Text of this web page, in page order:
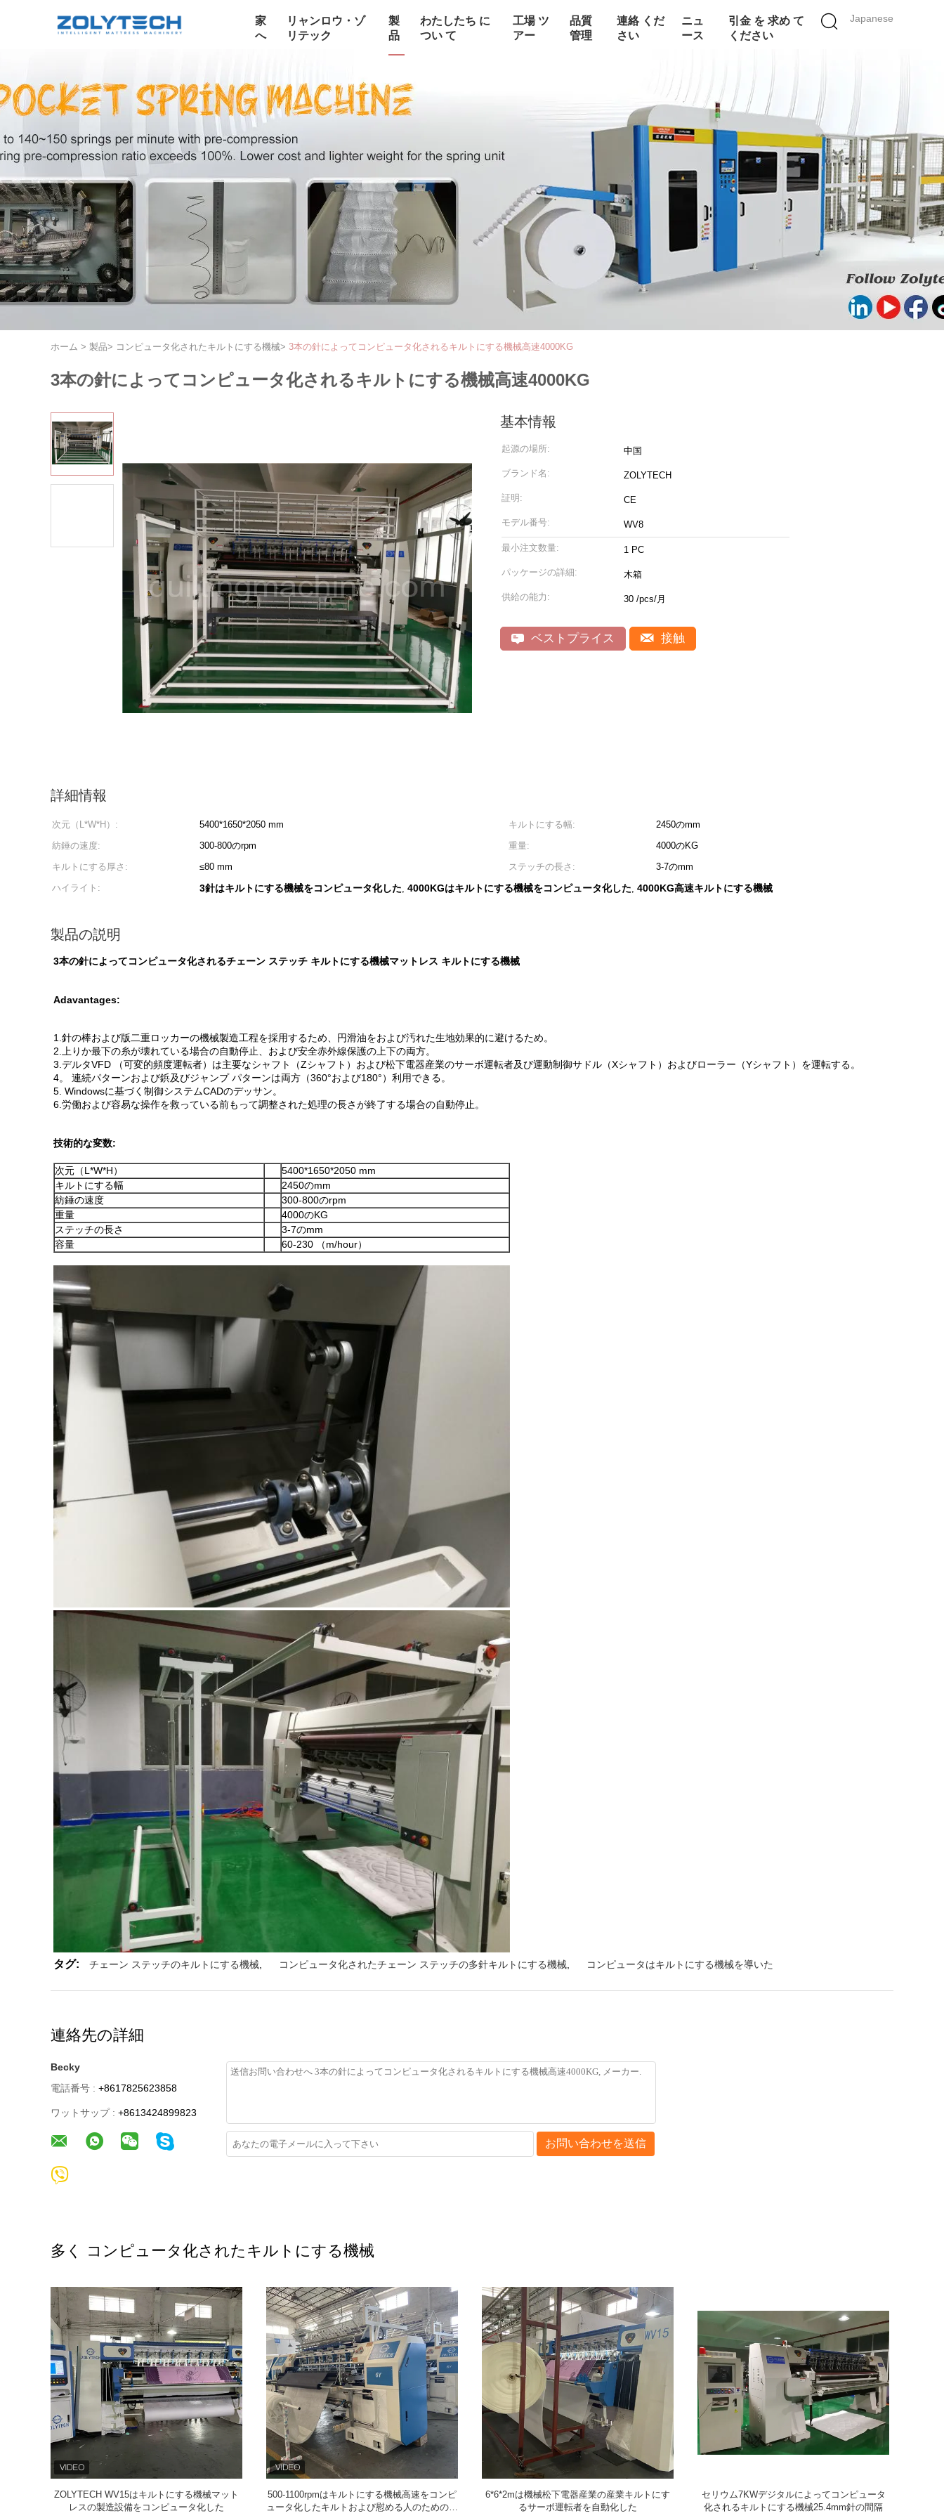
Japanese
家
へ
リャンロウ・ゾ
リテック
製
品
わたしたち に
つい て
工場 ツ
アー
品質
管理
連絡 くだ
さい
ニュ
ース
引金 を 求め て
ください
ホーム > 製品> コンピュータ化されたキルトにする機械> 3本の針によってコンピュータ化されるキルトにする機械高速4000KG
3本の針によってコンピュータ化されるキルトにする機械高速4000KG
基本情報
起源の場所: 中国
ブランド名: ZOLYTECH
証明: CE
モデル番号: WV8
最小注文数量: 1 PC
パッケージの詳細: 木箱
供給の能力: 30 /pcs/月
ベストプライス 接触
詳細情報
次元（L*W*H）: 5400*1650*2050 mm キルトにする幅:
2450のmm
紡錘の速度:
300-800のrpm 重量:
4000のKG
キルトにする厚さ:
≤80 mm ステッチの長さ:
3-7のmm
ハイライト:
3針はキルトにする機械をコンピュータ化した, 4000KGはキルトにする機械をコンピュータ化した, 4000KG高速キルトにする機械
製品の説明
3本の針によってコンピュータ化されるチェーン ステッチ キルトにする機械マットレス キルトにする機械
Adavantages:
1.針の棒および版二重ロッカーの機械製造工程を採用するため、円滑油をおよび汚れた生地効果的に避けるため。
2.上りか最下の糸が壊れている場合の自動停止、および安全赤外線保護の上下の両方。
3.デルタVFD （可変的頻度運転者）は主要なシャフト（Zシャフト）および松下電器産業のサーボ運転者及び運動制御サドル（Xシャフト）およびローラー（Yシャフト）を運転する。
4。 連続パターンおよび鋲及びジャンプ パターンは両方（360°および180°）利用できる。
5. Windowsに基づく制御システムCADのデッサン。
6.労働および容易な操作を救っている前もって調整された処理の長さが終了する場合の自動停止。
技術的な変数:
次元（L*W*H）
5400*1650*2050 mm
キルトにする幅
2450のmm
紡錘の速度
300-800のrpm
重量
4000のKG
ステッチの長さ
3-7のmm
容量
60-230 （m/hour）
タグ: チェーン ステッチのキルトにする機械 コンピュータ化されたチェーン ステッチの多針キルトにする機械 コンピュータはキルトにする機械を導いた
連絡先の詳細
Becky
電話番号 : +8617825623858
ワットサップ : +8613424899823
お問い合わせを送信
多く コンピュータ化されたキルトにする機械
ZOLYTECH WV15はキルトにする機械マット
レスの製造設備をコンピュータ化した
500-1100rpmはキルトにする機械高速をコンピ
ュータ化したキルトおよび慰める人のためのシ
6*6*2mは機械松下電器産業の産業キルトにす
るサーボ運転者を自動化した
セリウム7KWデジタルによってコンピュータ
化されるキルトにする機械25.4mm針の間隔